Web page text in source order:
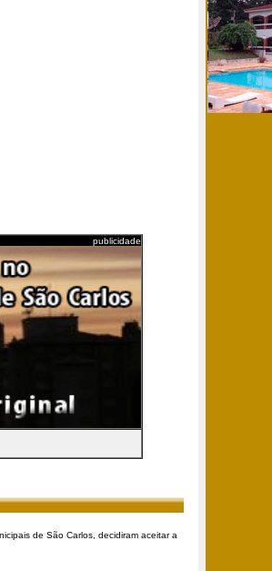
publicidade
de São Carlos, decidiram aceitar a